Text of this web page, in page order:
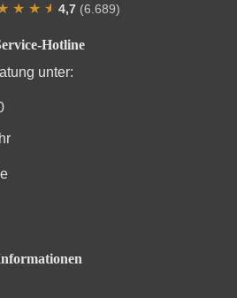
Hotline
unter:
★ ★ ★
★ 4,7 (6.689)